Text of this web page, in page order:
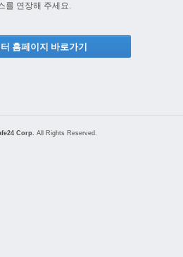
를 연장해 주세요.
홈페이지 바로가기
Corp. All Rights Reserved.